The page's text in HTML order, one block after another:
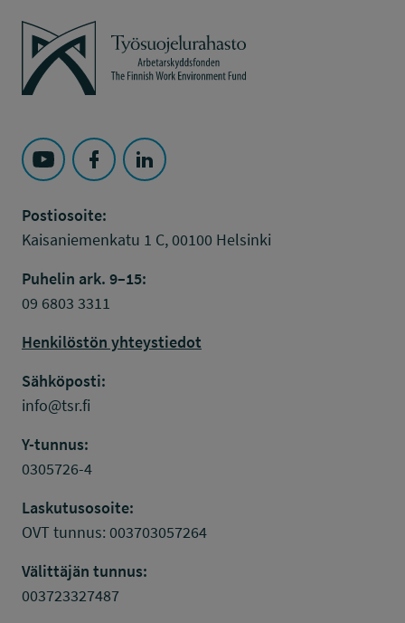
Työsuojelurahasto
Seuraa Työsuojelurahasto kohteessa: YouTube
Seuraa Työsuojelurahasto kohteessa:
Seuraa Työsuojelurahasto kohteessa:
Postiosoite:
Kaisaniemenkatu 1 C, 00100 Helsinki
Puhelin ark. 9–15:
09 6803 3311
Henkilöstön yhteystiedot
Sähköposti:
info@tsr.fi
Y-tunnus:
0305726-4
Laskutusosoite:
OVT tunnus: 003703057264
Välittäjän tunnus:
003723327487